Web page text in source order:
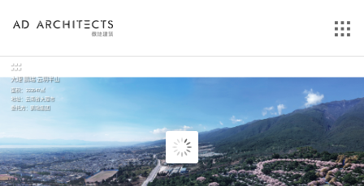
大理 鹏瑞 云玥半山
面积：222547㎡
地址：云南省大理市
委托方：鹏瑞集团